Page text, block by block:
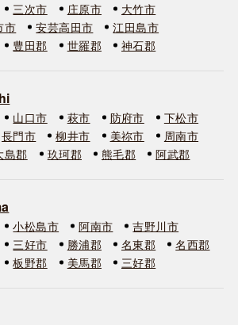
三次市 庄原市
大竹市
市 安芸高田市
江田島市
豊田郡 世羅郡 神石郡
山口市 萩市 防府市
下松市
長門市 柳井市 美祢市
周南市
島郡 玖珂郡 熊毛郡 阿武郡
小松島市 阿南市
吉野川市
三好市 勝浦郡 名東郡
名西郡
板野郡 美馬郡 三好郡